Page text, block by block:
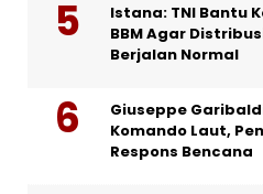
Istana: TNI Bantu
BBM Agar
Berjalan Normal
Giuseppe
Komando Laut,
Respons Bencana